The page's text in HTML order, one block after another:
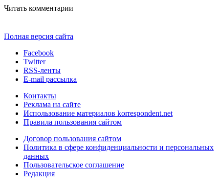
Читать комментарии
Полная версия сайта
Facebook
Twitter
RSS-ленты
E-mail рассылка
Контакты
Реклама на сайте
Использование материалов korrespondent.net
Правила пользования сайтом
Договор пользования сайтом
Политика в сфере конфиденциальности и персональных
данных
Пользовательское соглашение
Редакция